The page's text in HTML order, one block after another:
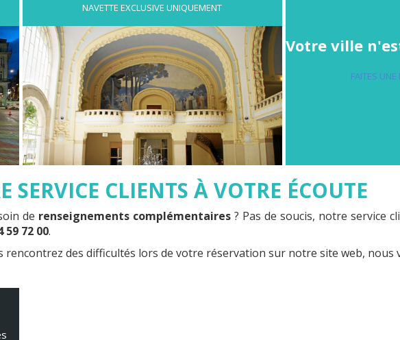
NAVETTE EXCLUSIVE UNIQUEMENT
Votre ville
FAITES
SERVICE CLIENTS À VOTRE ÉCOUTE
de renseignements complémentaires ? Pas de soucis, notre service
59 72 00.
rencontrez des difficultés lors de votre réservation sur notre site web, nous